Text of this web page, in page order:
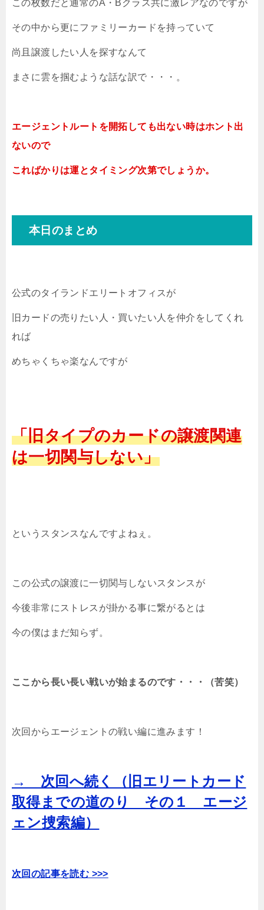
この枚数だと通常のA・Bクラス共に激レアなのですが
その中から更にファミリーカードを持っていて
尚且譲渡したい人を探すなんて
まさに雲を掴むような話な訳で・・・。
エージェントルートを開拓しても出ない時はホント出
ないので
こればかりは運とタイミング次第でしょうか。
本日のまとめ
公式のタイランドエリートオフィスが
旧カードの売りたい人・買いたい人を仲介をしてくれ
れば
めちゃくちゃ楽なんですが
「旧タイプのカードの譲渡関連
は一切関与しない」
というスタンスなんですよねぇ。
この公式の譲渡に一切関与しないスタンスが
今後非常にストレスが掛かる事に繋がるとは
今の僕はまだ知らず。
ここから長い長い戦いが始まるのです・・・（苦笑）
次回からエージェントの戦い編に進みます！
→ 次回へ続く（旧エリートカード
取得までの道のり その１ エージ
ェン捜索編）
次回の記事を読む >>>